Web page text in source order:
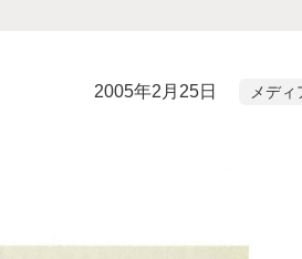
2005年2月25日 メディ